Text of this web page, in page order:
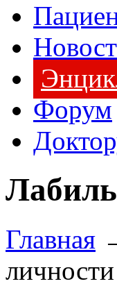
Форум
Главная
личности